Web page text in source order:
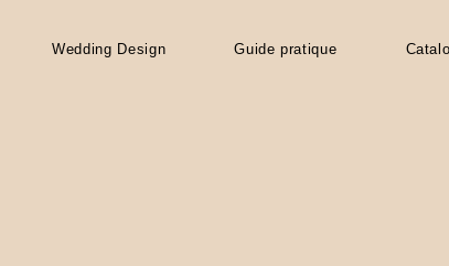
Wedding Design Guide pratique